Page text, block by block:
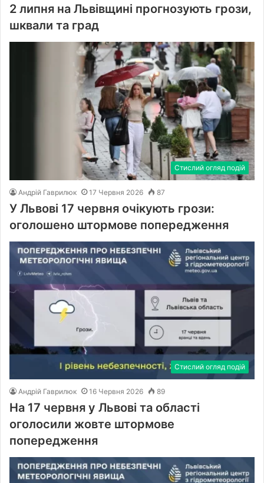
2 липня на Львівщині прогнозують грози,
шквали та град
Стислий огляд подій
Андрій Гаврилюк 17 Червня 2026 87
У Львові 17 червня очікують грози:
оголошено штормове попередження
Стислий огляд подій
Андрій Гаврилюк 16 Червня 2026 89
На 17 червня у Львові та області
оголосили жовте штормове
попередження